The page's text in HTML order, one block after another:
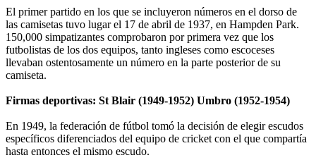
El primer partido en los que se incluyeron números en el dorso de
las camisetas tuvo lugar el 17 de abril de 1937, en Hampden Park.
150,000 simpatizantes comprobaron por primera vez que los
futbolistas de los dos equipos, tanto ingleses como escoceses
llevaban ostentosamente un número en la parte posterior de su
camiseta.
Firmas deportivas: St Blair (1949-1952) Umbro (1952-1954)
En 1949, la federación de fútbol tomó la decisión de elegir escudos
específicos diferenciados del equipo de cricket con el que compartía
hasta entonces el mismo escudo.